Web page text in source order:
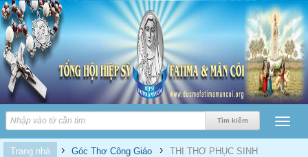
Trang nhà › Góc Thơ Công Giáo › THI THƠ PHỤC SINH